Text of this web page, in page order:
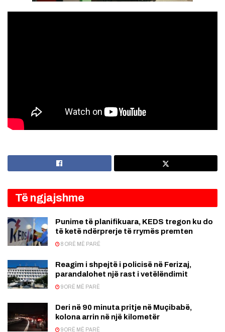
Të ngjajshme
Punime të planifikuara, KEDS tregon ku do
të ketë ndërprerje të rrymës premten
8 ORË MË PARË
Reagim i shpejtë i policisë në Ferizaj,
parandalohet një rast i vetëlëndimit
9 ORË MË PARË
Deri në 90 minuta pritje në Muçibabë,
kolona arrin në një kilometër
9 ORË MË PARË